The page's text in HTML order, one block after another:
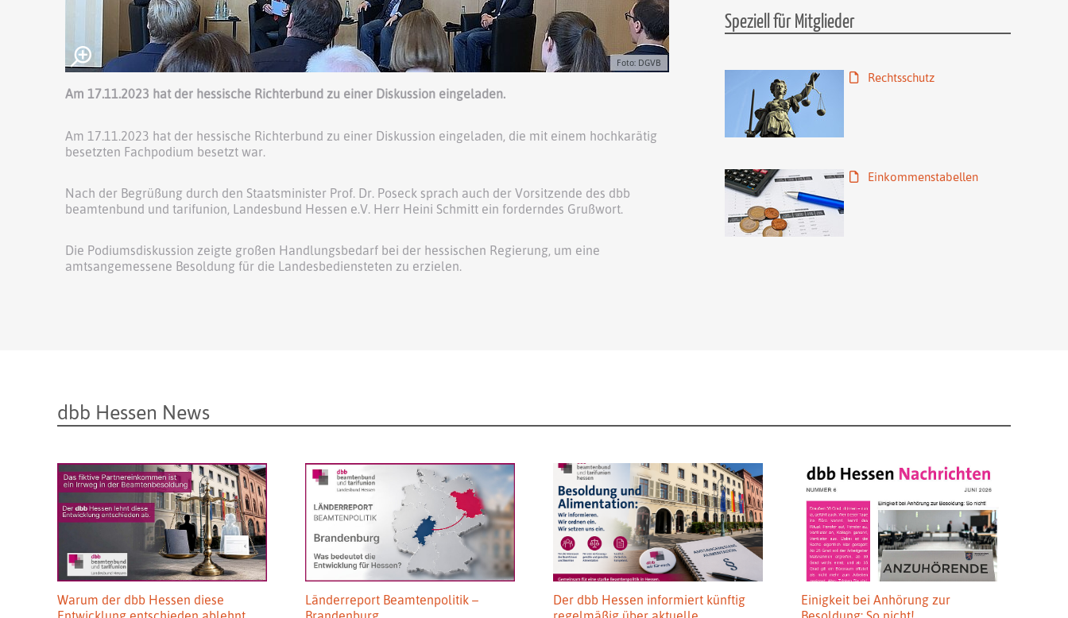
Foto: DGVB
Am 17.11.2023 hat der hessische Richterbund zu einer Diskussion eingeladen.
Am 17.11.2023 hat der hessische Richterbund zu einer Diskussion eingeladen, die mit einem hochkarätig
besetzten Fachpodium besetzt war.
Nach der Begrüßung durch den Staatsminister Prof. Dr. Poseck sprach auch der Vorsitzende des dbb
beamtenbund und tarifunion, Landesbund Hessen e.V. Herr Heini Schmitt ein forderndes Grußwort.
Die Podiumsdiskussion zeigte großen Handlungsbedarf bei der hessischen Regierung, um eine
amtsangemessene Besoldung für die Landesbediensteten zu erzielen.
Speziell für Mitglieder
Rechtsschutz
Einkommenstabellen
dbb Hessen News
Warum der dbb Hessen diese
Länderreport Beamtenpolitik –
Der dbb Hessen informiert künftig
Einigkeit bei Anhörung zur